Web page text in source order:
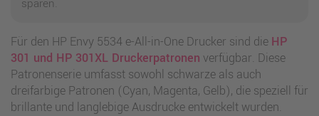
sparen.
Für den HP Envy 5534 e-All-in-One Drucker sind die HP
301 und HP 301XL Druckerpatronen verfügbar. Diese
Patronenserie umfasst sowohl schwarze als auch
dreifarbige Patronen (Cyan, Magenta, Gelb), die speziell für
brillante und langlebige Ausdrucke entwickelt wurden.